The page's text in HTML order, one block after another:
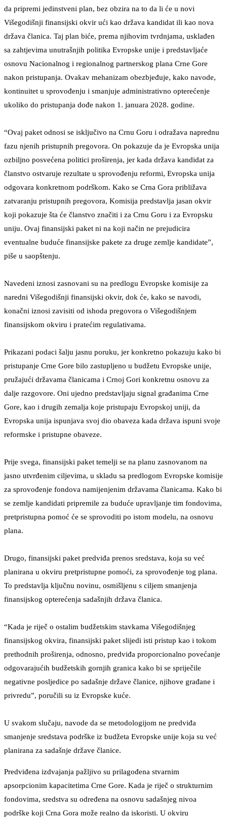
da pripremi jedinstveni plan, bez obzira na to da li će u novi
Višegodišnji finansijski okvir ući kao država kandidat ili kao nova
država članica. Taj plan biće, prema njihovim tvrdnjama, usklađen
sa zahtjevima unutrašnjih politika Evropske unije i predstavljaće
osnovu Nacionalnog i regionalnog partnerskog plana Crne Gore
nakon pristupanja. Ovakav mehanizam obezbjeđuje, kako navode,
kontinuitet u sprovođenju i smanjuje administrativno opterećenje
ukoliko do pristupanja dođe nakon 1. januara 2028. godine.
“Ovaj paket odnosi se isključivo na Crnu Goru i odražava naprednu
fazu njenih pristupnih pregovora. On pokazuje da je Evropska unija
ozbiljno posvećena politici proširenja, jer kada država kandidat za
članstvo ostvaruje rezultate u sprovođenju reformi, Evropska unija
odgovara konkretnom podrškom. Kako se Crna Gora približava
zatvaranju pristupnih pregovora, Komisija predstavlja jasan okvir
koji pokazuje šta će članstvo značiti i za Crnu Goru i za Evropsku
uniju. Ovaj finansijski paket ni na koji način ne prejudicira
eventualne buduće finansijske pakete za druge zemlje kandidate”,
piše u saopštenju.
Navedeni iznosi zasnovani su na predlogu Evropske komisije za
naredni Višegodišnji finansijski okvir, dok će, kako se navodi,
konačni iznosi zavisiti od ishoda pregovora o Višegodišnjem
finansijskom okviru i pratećim regulativama.
Prikazani podaci šalju jasnu poruku, jer konkretno pokazuju kako bi
pristupanje Crne Gore bilo zastupljeno u budžetu Evropske unije,
pružajući državama članicama i Crnoj Gori konkretnu osnovu za
dalje razgovore. Oni ujedno predstavljaju signal građanima Crne
Gore, kao i drugih zemalja koje pristupaju Evropskoj uniji, da
Evropska unija ispunjava svoj dio obaveza kada država ispuni svoje
reformske i pristupne obaveze.
Prije svega, finansijski paket temelji se na planu zasnovanom na
jasno utvrđenim ciljevima, u skladu sa predlogom Evropske komisije
za sprovođenje fondova namijenjenim državama članicama. Kako bi
se zemlje kandidati pripremile za buduće upravljanje tim fondovima,
pretpristupna pomoć će se sprovoditi po istom modelu, na osnovu
plana.
Drugo, finansijski paket predviđa prenos sredstava, koja su već
planirana u okviru pretpristupne pomoći, za sprovođenje tog plana.
To predstavlja ključnu novinu, osmišljenu s ciljem smanjenja
finansijskog opterećenja sadašnjih država članica.
“Kada je riječ o ostalim budžetskim stavkama Višegodišnjeg
finansijskog okvira, finansijski paket slijedi isti pristup kao i tokom
prethodnih proširenja, odnosno, predviđa proporcionalno povećanje
odgovarajućih budžetskih gornjih granica kako bi se spriječile
negativne posljedice po sadašnje države članice, njihove građane i
privredu”, poručili su iz Evropske kuće.
U svakom slučaju, navode da se metodologijom ne predviđa
smanjenje sredstava podrške iz budžeta Evropske unije koja su već
planirana za sadašnje države članice.
Predviđena izdvajanja pažljivo su prilagođena stvarnim
apsorpcionim kapacitetima Crne Gore. Kada je riječ o strukturnim
fondovima, sredstva su određena na osnovu sadašnjeg nivoa
podrške koji Crna Gora može realno da iskoristi. U okviru